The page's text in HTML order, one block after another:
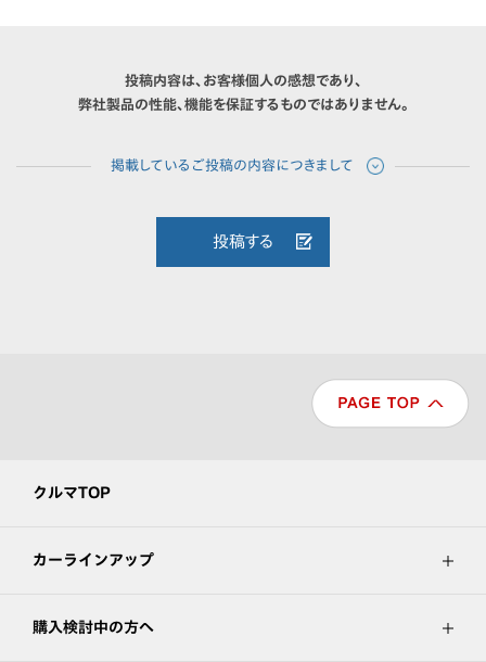
投稿内容は、お客様個人の感想であり、
弊社製品の性能、機能を保証するものではありません。
投稿する
クルマTOP
カーラインアップ
購入検討中の方へ